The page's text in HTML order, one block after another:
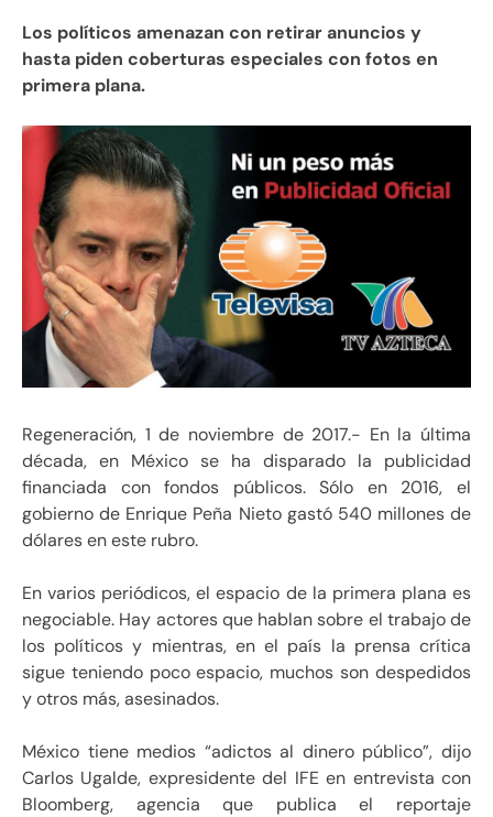
Los políticos amenazan con retirar anuncios y
hasta piden coberturas especiales con fotos en
primera plana.
Regeneración, 1 de noviembre de 2017.- En la última
década, en México se ha disparado la publicidad
financiada con fondos públicos. Sólo en 2016, el
gobierno de Enrique Peña Nieto gastó 540 millones de
dólares en este rubro.
En varios periódicos, el espacio de la primera plana es
negociable. Hay actores que hablan sobre el trabajo de
los políticos y mientras, en el país la prensa crítica
sigue teniendo poco espacio, muchos son despedidos
y otros más, asesinados.
México tiene medios “adictos al dinero público”, dijo
Carlos Ugalde, expresidente del IFE en entrevista con
Bloomberg, agencia que publica el reportaje